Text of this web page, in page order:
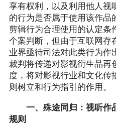
享有权利，以及利用他人视
的行为是否属于使用该作品
剪辑行为合理使用的认定条
个案判断，但由于互联网存
业界亟待司法对此类行为作
裁判将传递对影视衍生品再
度，将对影视行业和文化传
则树立和行为指引的作用。
一、殊途同归：视听作
规则